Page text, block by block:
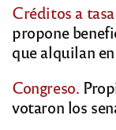
Créditos a
propone
que alquilan
Congreso.
votaron los